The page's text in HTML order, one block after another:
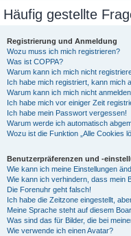
Häufig gestellte
Registrierung und Anmeldung
Wozu muss ich mich registrieren?
Was ist COPPA?
Warum kann ich mich nicht
Ich habe mich registriert, kann mich
Warum kann ich mich nicht
Ich habe mich vor einiger Zeit
Ich habe mein Passwort vergessen!
Warum werde ich automatisch
Wozu ist die Funktion „Alle Cookies
Benutzerpräferenzen und -
Wie kann ich meine Einstellungen
Wie kann ich verhindern, dass mein
Die Forenuhr geht falsch!
Ich habe die Zeitzone eingestellt,
Meine Sprache steht auf diesem
Was sind das für Bilder, die bei
Wie verwende ich einen Avatar?